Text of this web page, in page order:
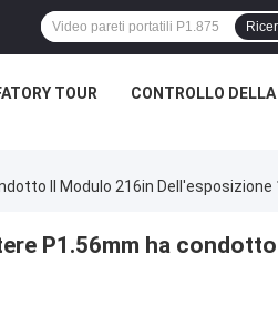
TOUR CONTROLLO
Il Modulo 216in Dell'esposizione
P1.56mm ha